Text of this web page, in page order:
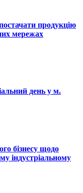
продукцію
мережах
день у м.
бізнесу щодо
індустріальному